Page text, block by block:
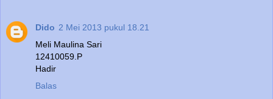
Dido 2 Mei 2013 pukul 18.21
Meli Maulina Sari
12410059.P
Hadir
Balas